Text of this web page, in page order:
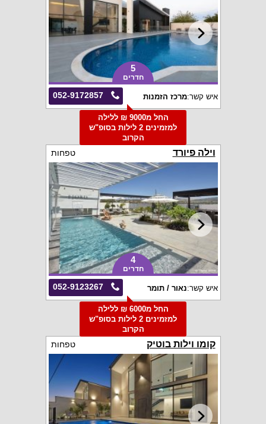
5
חדרים
052-9172857 איש קשר:מרכז הזמנות
החל מ9000 ₪ ללילה
למזמינים 2 לילות בסופ"ש
הקרוב
וילה פיורד טפחות
4
חדרים
052-9123267 איש קשר:נאור / תומר
החל מ6000 ₪ ללילה
למזמינים 2 לילות בסופ"ש
הקרוב
קומו וילות בוטיק טפחות